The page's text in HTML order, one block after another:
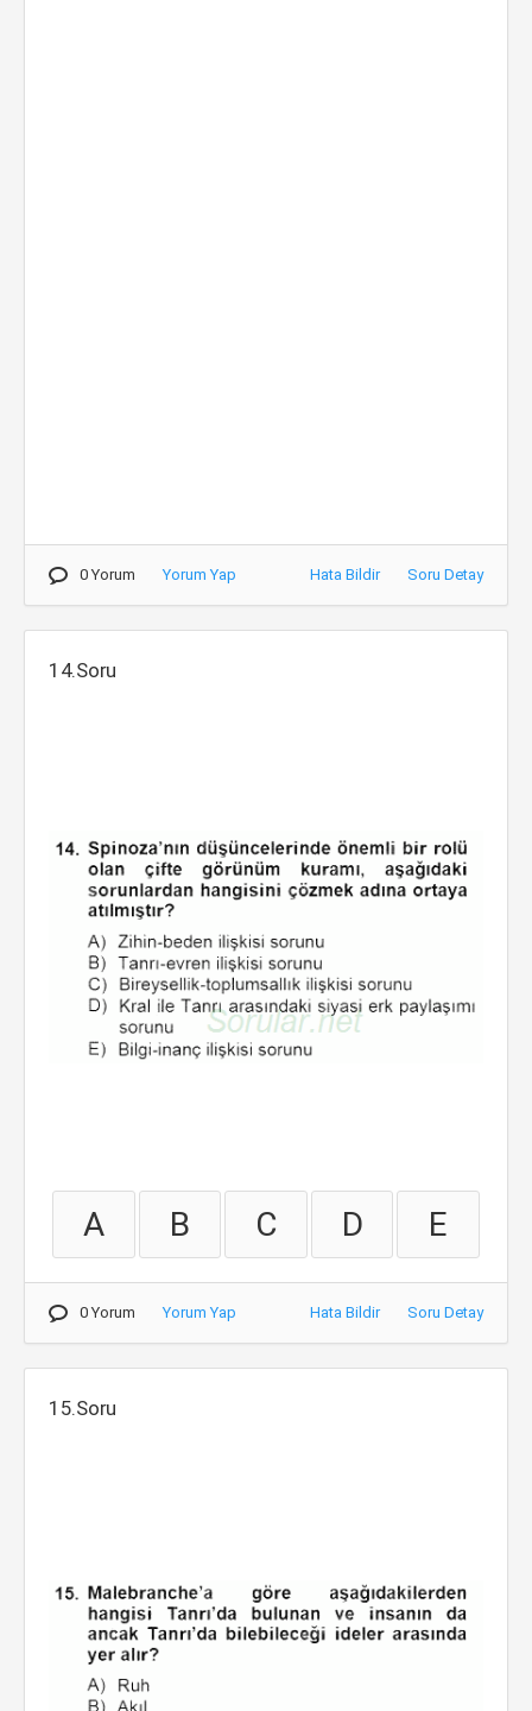
0 Yorum Yorum Yap Hata Bildir Soru Detay
14.Soru
A B C D E
0 Yorum Yorum Yap Hata Bildir Soru Detay
15.Soru